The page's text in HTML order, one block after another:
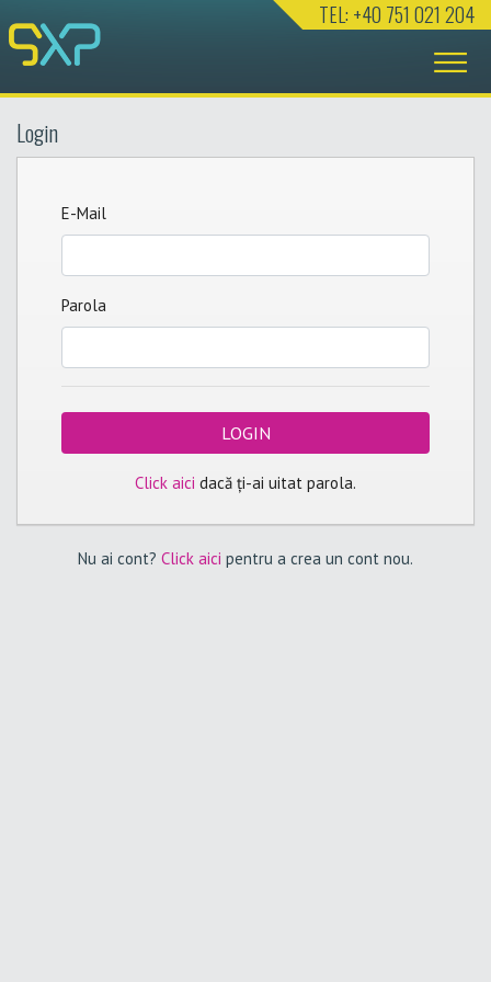
TEL: +40 751 021 204
Login
E-Mail
Parola
LOGIN
Click aici dacă ți-ai uitat parola.
Nu ai cont? Click aici pentru a crea un cont nou.